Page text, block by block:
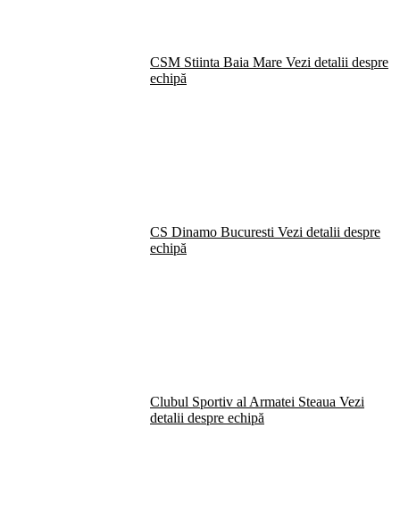
CSM Stiinta Baia Mare Vezi detalii despre
echipă
CS Dinamo Bucuresti Vezi detalii despre
echipă
Clubul Sportiv al Armatei Steaua Vezi
detalii despre echipă